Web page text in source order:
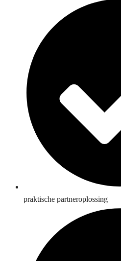
praktische partneroplossing